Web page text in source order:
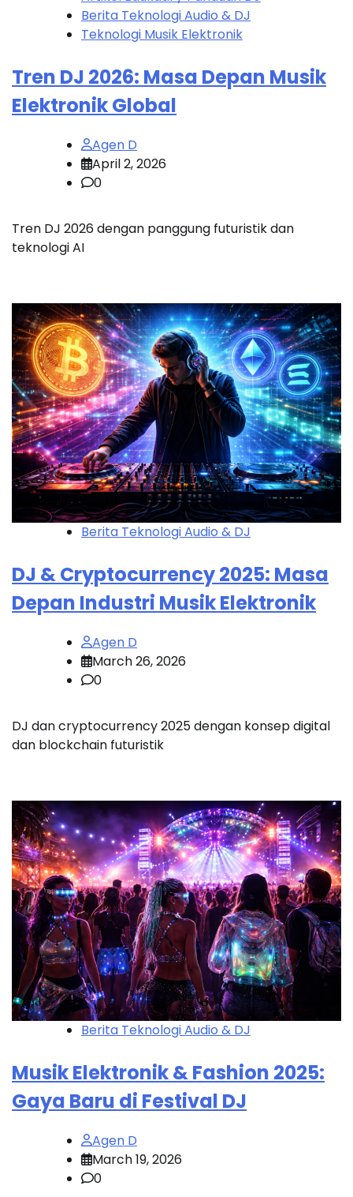
Berita Teknologi Audio & DJ
Teknologi Musik Elektronik
Tren DJ 2026: Masa Depan Musik
Elektronik Global
Agen D
April 2, 2026
0
Tren DJ 2026 dengan panggung futuristik dan
teknologi AI
Berita Teknologi Audio & DJ
DJ & Cryptocurrency 2025: Masa
Depan Industri Musik Elektronik
Agen D
March 26, 2026
0
DJ dan cryptocurrency 2025 dengan konsep digital
dan blockchain futuristik
Berita Teknologi Audio & DJ
Musik Elektronik & Fashion 2025:
Gaya Baru di Festival DJ
Agen D
March 19, 2026
0